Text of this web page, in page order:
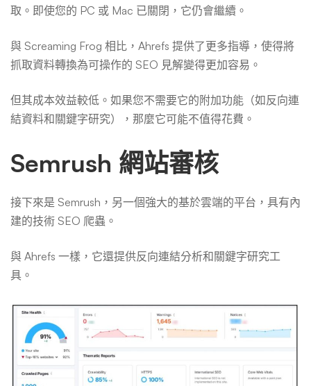
取。即使您的 PC 或 Mac 已關閉，它仍會繼續。
與 Screaming Frog 相比，Ahrefs 提供了更多指導，使得將
抓取資料轉換為可操作的 SEO 見解變得更加容易。
但其成本效益較低。如果您不需要它的附加功能（如反向連
結資料和關鍵字研究），那麼它可能不值得花費。
Semrush 網站審核
接下來是 Semrush，另一個強大的基於雲端的平台，具有內
建的技術 SEO 爬蟲。
與 Ahrefs 一樣，它還提供反向連結分析和關鍵字研究工
具。